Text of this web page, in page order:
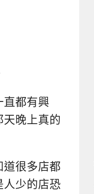
直都有興
晚上真的
很多店都
少的店恐